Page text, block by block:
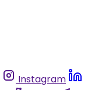
Instagram